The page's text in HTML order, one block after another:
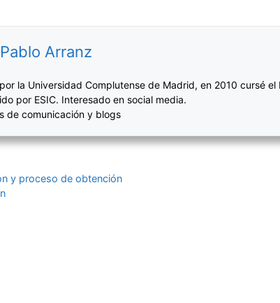
Pablo Arranz
la Universidad Complutense de Madrid, en 2010 cursé el
por ESIC. Interesado en social media.
de comunicación y blogs
y proceso de obtención